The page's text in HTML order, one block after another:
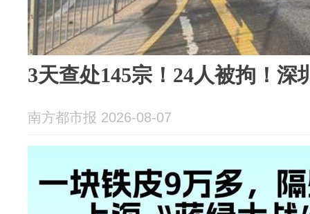
3天查处145宗！24人被拘！深
南方都市报 2026-08-07